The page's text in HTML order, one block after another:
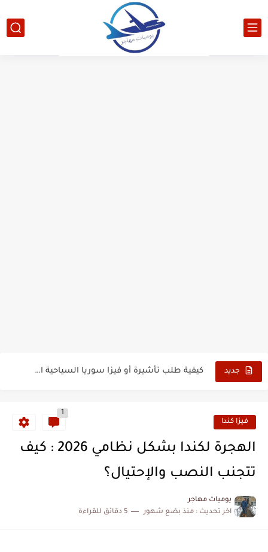
جديد كيفية طلب تأشيرة أو فيزا سوريا السياحية الإلكترونية
تأشيرة أو جزر ماريانا الشمالية الأمريكية 2026
تأشيرة أو فيزا أفغانستان السياحية 2026
فيزا كندا
1
الهجرة لكندا بشكل نظامي 2026 : كيف
تتجنب النصب والإحتيال؟
يوميات مهاجر
اخر تحديث : منذ بضع شهور 5 دقائق للقراءة